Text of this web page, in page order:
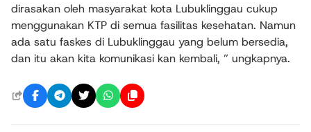
dirasakan oleh masyarakat kota Lubuklinggau cukup
menggunakan KTP di semua fasilitas kesehatan. Namun
ada satu faskes di Lubuklinggau yang belum bersedia,
dan itu akan kita komunikasi kan kembali, ” ungkapnya.